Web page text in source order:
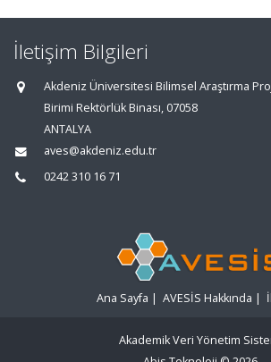
İletişim Bilgileri
Akdeniz Üniversitesi Bilimsel Araştırma
Birimi Rektörlük Binası, 07058
ANTALYA
aves@akdeniz.edu.tr
0242 310 16 71
Ana Sayfa | AVESİS Hakkında |
Akademik Veri Yönetim